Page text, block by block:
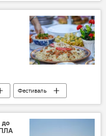
Фестиваль
до